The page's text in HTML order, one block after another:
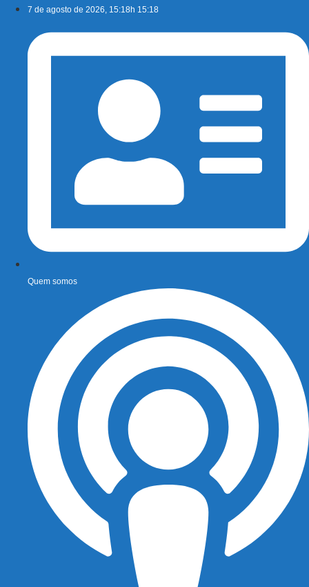
conteúdo
7 de agosto de 2026, 15:18h 15:18
Quem somos